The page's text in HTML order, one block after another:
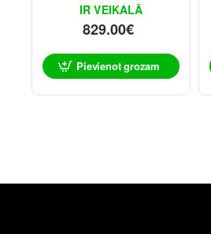
IR VEIKALĀ
829.00€
Pievienot grozam